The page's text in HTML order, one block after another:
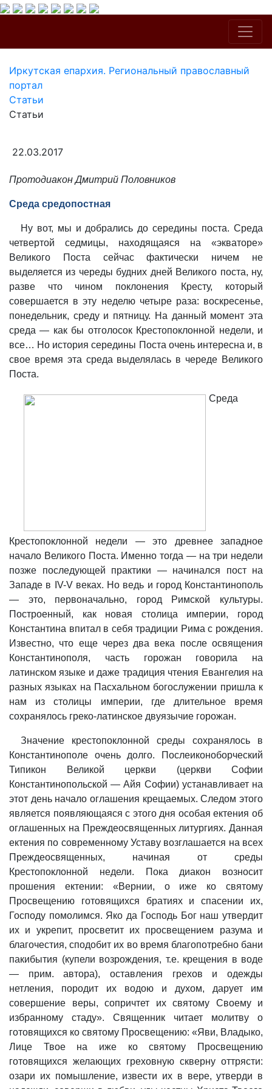
Иркутская епархия. Региональный православный
портал
Статьи
Статьи
22.03.2017
Протодиакон Дмитрий Половников
Среда средопостная
Ну вот, мы и добрались до середины поста. Среда
четвертой седмицы, находящаяся на «экваторе»
Великого Поста сейчас фактически ничем не
выделяется из череды будних дней Великого поста, ну,
разве что чином поклонения Кресту, который
совершается в эту неделю четыре раза: воскресенье,
понедельник, среду и пятницу. На данный момент эта
среда — как бы отголосок Крестопоклонной недели, и
все… Но история середины Поста очень интересна и, в
свое время эта среда выделялась в череде Великого
Поста.
Среда
Крестопоклонной недели — это древнее западное
начало Великого Поста. Именно тогда — на три недели
позже последующей практики — начинался пост на
Западе в IV-V веках. Но ведь и город Константинополь
— это, первоначально, город Римской культуры.
Построенный, как новая столица империи, город
Константина впитал в себя традиции Рима с рождения.
Известно, что еще через два века после освящения
Константинополя, часть горожан говорила на
латинском языке и даже традиция чтения Евангелия на
разных языках на Пасхальном богослужении пришла к
нам из столицы империи, где длительное время
сохранялось греко-латинское двуязычие горожан.
Значение крестопоклонной среды сохранялось в
Константинополе очень долго. Послеиконоборческий
Типикон Великой церкви (церкви Софии
Константинопольской — Айя Софии) устанавливает на
этот день начало оглашения крещаемых. Следом этого
является появляющаяся с этого дня особая ектения об
оглашенных на Преждеосвященных литургиях. Данная
ектения по современному Уставу возглашается на всех
Преждеосвященных, начиная от среды
Крестопоклонной недели. Пока диакон возносит
прошения ектении: «Вернии, о иже ко святому
Просвещению готовящихся братиях и спасении их,
Господу помолимся. Яко да Господь Бог наш утвердит
их и укрепит, просветит их просвещением разума и
благочестия, сподобит их во время благопотребно бани
пакибытия (купели возрождения, т.е. крещения в воде
— прим. автора), оставления грехов и одежды
нетления, породит их водою и духом, дарует им
совершение веры, сопричтет их святому Своему и
избранному стаду». Священник читает молитву о
готовящихся ко святому Просвещению: «Яви, Владыко,
Лице Твое на иже ко святому Просвещению
готовящихся желающих греховную скверну оттрясти:
озари их помышление, извести их в вере, утверди в